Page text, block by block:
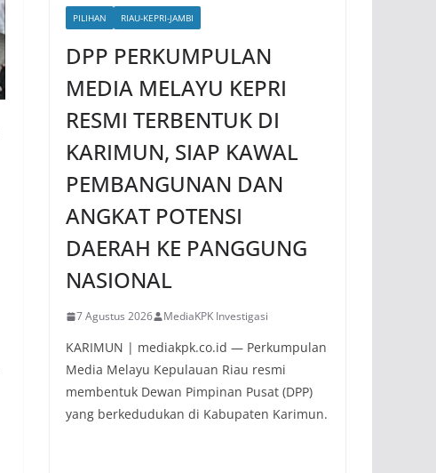
PILIHAN RIAU-KEPRI-JAMBI
DPP PERKUMPULAN
MEDIA MELAYU KEPRI
RESMI TERBENTUK DI
KARIMUN, SIAP KAWAL
PEMBANGUNAN DAN
ANGKAT POTENSI
DAERAH KE PANGGUNG
NASIONAL
7 Agustus 2026 MediaKPK Investigasi
KARIMUN | mediakpk.co.id — Perkumpulan
Media Melayu Kepulauan Riau resmi
membentuk Dewan Pimpinan Pusat (DPP)
yang berkedudukan di Kabupaten Karimun.